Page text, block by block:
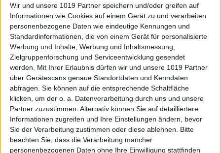
Wir und unsere 1019 Partner speichern und/oder greifen auf
Informationen wie Cookies auf einem Gerät zu und verarbeiten
personenbezogene Daten wie eindeutige Kennungen und
Standardinformationen, die von einem Gerät für personalisierte
Werbung und Inhalte, Werbung und Inhaltsmessung,
Zielgruppenforschung und Serviceentwicklung gesendet
werden.
Mit Ihrer Erlaubnis dürfen wir und unsere 1019 Partner
über Gerätescans genaue Standortdaten und Kenndaten
abfragen. Sie können auf die entsprechende Schaltfläche
klicken, um der o. a. Datenverarbeitung durch uns und unsere
Partner zuzustimmen. Alternativ können Sie auf detailliertere
Informationen zugreifen und Ihre Einstellungen ändern, bevor
Sie der Verarbeitung zustimmen oder diese ablehnen.
Bitte
beachten Sie, dass die Verarbeitung mancher
personenbezogenen Daten ohne Ihre Einwilligung stattfinden